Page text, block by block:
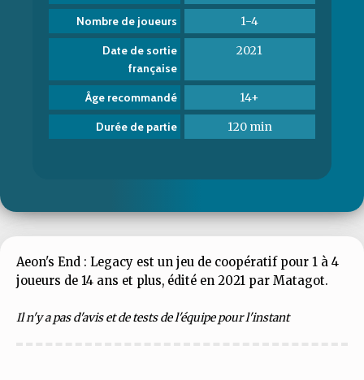
Nombre de joueurs 1-4
Date de sortie
française
2021
Âge recommandé 14+
Durée de partie 120 min
Aeon's End : Legacy est un jeu de coopératif pour 1 à 4
joueurs de 14 ans et plus, édité en 2021 par Matagot.
Il n'y a pas d'avis et de tests de l'équipe pour l'instant